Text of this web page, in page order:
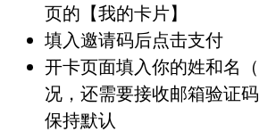
页的【我的卡片】
填入邀请码后点击支付
开卡页面填入你的姓和名
况，还需要接收邮箱验证
保持默认